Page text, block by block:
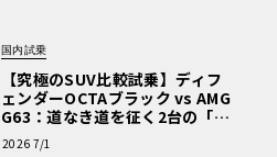
国内試乗
【究極のSUV比較試乗】ディフ
ェンダーOCTAブラック vs AMG
G63：道なき道を征く2台の「対
極的アプローチ」
2026 7/1